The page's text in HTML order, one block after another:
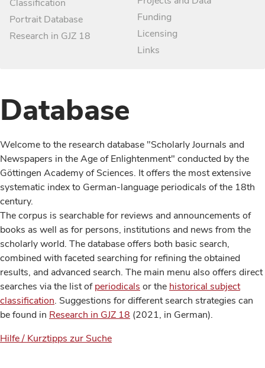
Classification
Portrait Database
Research in GJZ 18
Funding
Licensing
Links
Database
Welcome to the research database "Scholarly Journals and
Newspapers in the Age of Enlightenment" conducted by the
Göttingen Academy of Sciences. It offers the most extensive
systematic index to German-language periodicals of the 18th
century.
The corpus is searchable for reviews and announcements of
books as well as for persons, institutions and news from the
scholarly world. The database offers both basic search,
combined with faceted searching for refining the obtained
results, and advanced search. The main menu also offers direct
searches via the list ofperiodicals or the historical subject
classification. Suggestions for different search strategies can
be found in Research in GJZ 18 (2021, in German).
Hilfe / Kurztipps zur Suche